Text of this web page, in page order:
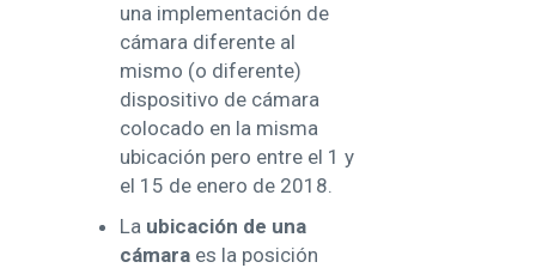
una implementación de
cámara diferente al
mismo (o diferente)
dispositivo de cámara
colocado en la misma
ubicación pero entre el 1 y
el 15 de enero de 2018.
La ubicación de una
cámara es la posición